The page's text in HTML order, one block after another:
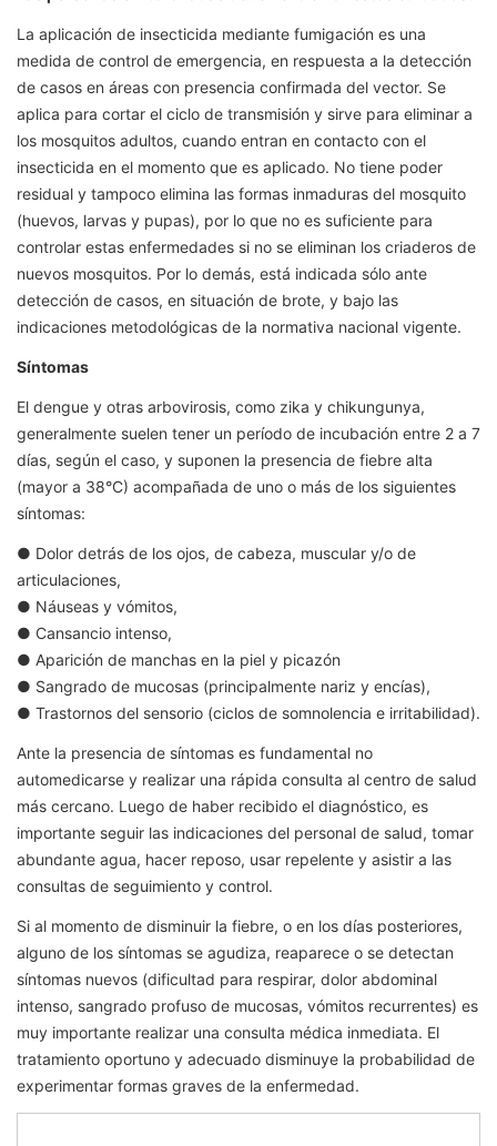
La aplicación de insecticida mediante fumigación es una
medida de control de emergencia, en respuesta a la detección
de casos en áreas con presencia confirmada del vector. Se
aplica para cortar el ciclo de transmisión y sirve para eliminar a
los mosquitos adultos, cuando entran en contacto con el
insecticida en el momento que es aplicado. No tiene poder
residual y tampoco elimina las formas inmaduras del mosquito
(huevos, larvas y pupas), por lo que no es suficiente para
controlar estas enfermedades si no se eliminan los criaderos de
nuevos mosquitos. Por lo demás, está indicada sólo ante
detección de casos, en situación de brote, y bajo las
indicaciones metodológicas de la normativa nacional vigente.
Síntomas
El dengue y otras arbovirosis, como zika y chikungunya,
generalmente suelen tener un período de incubación entre 2 a 7
días, según el caso, y suponen la presencia de fiebre alta
(mayor a 38°C) acompañada de uno o más de los siguientes
síntomas:
● Dolor detrás de los ojos, de cabeza, muscular y/o de
articulaciones,
● Náuseas y vómitos,
● Cansancio intenso,
● Aparición de manchas en la piel y picazón
● Sangrado de mucosas (principalmente nariz y encías),
● Trastornos del sensorio (ciclos de somnolencia e irritabilidad).
Ante la presencia de síntomas es fundamental no
automedicarse y realizar una rápida consulta al centro de salud
más cercano. Luego de haber recibido el diagnóstico, es
importante seguir las indicaciones del personal de salud, tomar
abundante agua, hacer reposo, usar repelente y asistir a las
consultas de seguimiento y control.
Si al momento de disminuir la fiebre, o en los días posteriores,
alguno de los síntomas se agudiza, reaparece o se detectan
síntomas nuevos (dificultad para respirar, dolor abdominal
intenso, sangrado profuso de mucosas, vómitos recurrentes) es
muy importante realizar una consulta médica inmediata. El
tratamiento oportuno y adecuado disminuye la probabilidad de
experimentar formas graves de la enfermedad.